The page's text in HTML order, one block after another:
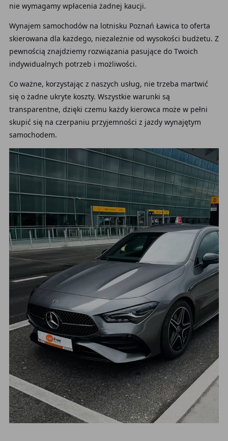
nie wymagamy wpłacenia żadnej kaucji.
Wynajem samochodów na lotnisku Poznań Ławica to oferta
skierowana dla każdego, niezależnie od wysokości budżetu. Z
pewnością znajdziemy rozwiązania pasujące do Twoich
indywidualnych potrzeb i możliwości.
Co ważne, korzystając z naszych usług, nie trzeba martwić
się o żadne ukryte koszty. Wszystkie warunki są
transparentne, dzięki czemu każdy kierowca może w pełni
skupić się na czerpaniu przyjemności z jazdy wynajętym
samochodem.